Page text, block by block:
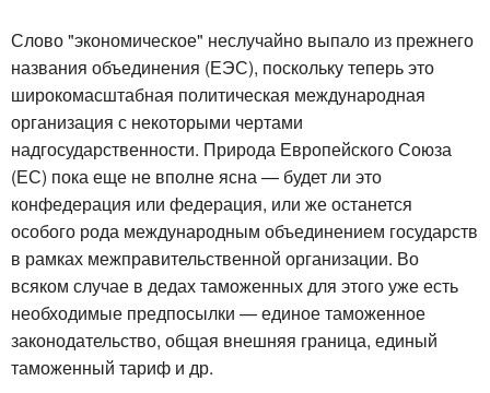
Слово "экономическое" неслучайно выпало из прежнего
названия объединения (ЕЭС), поскольку теперь это
широкомасштабная политическая международная
организация с некоторыми чертами
надгосударственности. Природа Европейского Союза
(ЕС) пока еще не вполне ясна — будет ли это
конфедерация или федерация, или же останется
особого рода международным объединением государств
в рамках межправительственной организации. Во
всяком случае в дедах таможенных для этого уже есть
необходимые предпосылки — единое таможенное
законодательство, общая внешняя граница, единый
таможенный тариф и др.